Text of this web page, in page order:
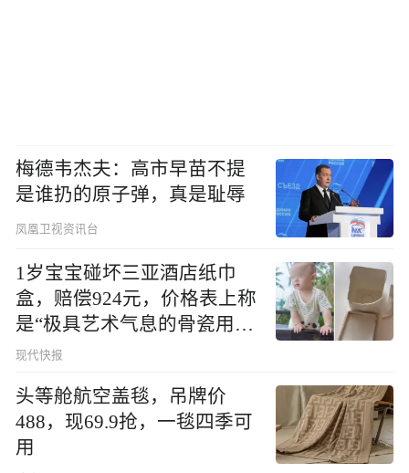
梅德韦杰夫：高市早苗不提
是谁扔的原子弹，真是耻辱
凤凰卫视资讯台
1岁宝宝碰坏三亚酒店纸巾
盒，赔偿924元，价格表上称
是“极具艺术气息的骨瓷用
品”
现代快报
头等舱航空盖毯，吊牌价
488，现69.9抢，一毯四季可
用